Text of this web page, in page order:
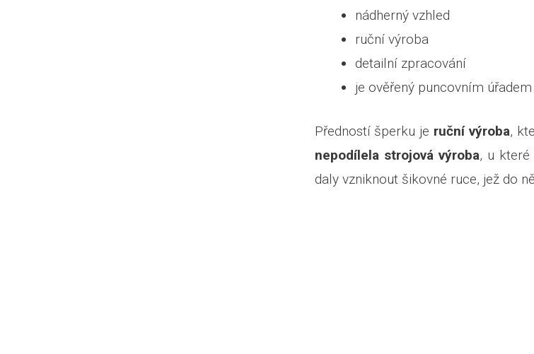
nádherný vzhled
ruční výroba
detailní zpracování
je ověřený puncovním úřadem
Předností šperku je ruční výroba,
nepodílela strojová výroba, u které
daly vzniknout šikovné ruce, jež do